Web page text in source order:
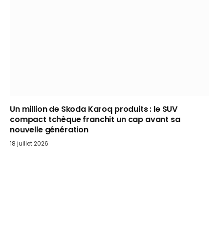
Un million de Skoda Karoq produits : le SUV
compact tchèque franchit un cap avant sa
nouvelle génération
18 juillet 2026